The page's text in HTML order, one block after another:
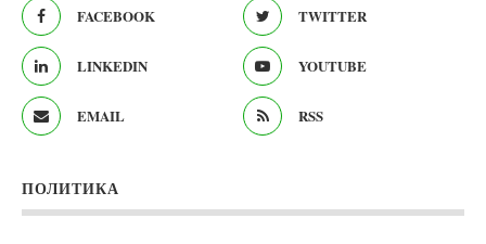
FACEBOOK TWITTER
LINKEDIN YOUTUBE
EMAIL RSS
ПОЛИТИКА